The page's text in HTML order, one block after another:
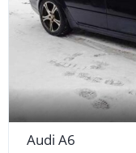
Audi A6